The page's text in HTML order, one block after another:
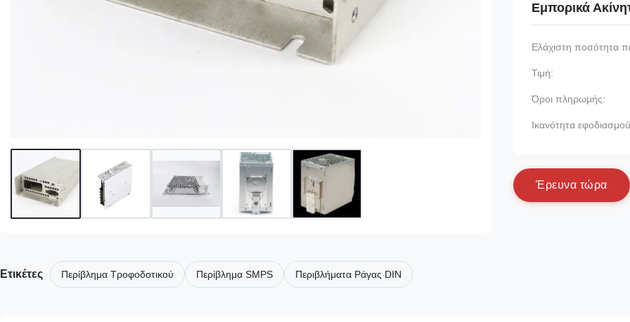
Εμπορικά
Ελάχιστη ποσότητα
Τιμή:
Όροι πληρωμής:
Ικανότητα
Έρευνα τώρα
Ετικέτες Περίβλημα Τροφοδοτικού Περίβλημα SMPS Περιβλήματα Ράγας DIN